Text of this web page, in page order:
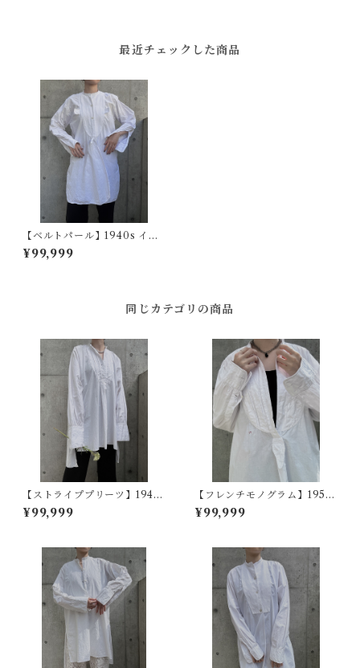
最近チェックした商品
【ベルトパール】1940s イギ
リスヴィンテージドレスシャ
ツ
¥99,999
同じカテゴリの商品
【ストライププリーツ】1940
s フランスヴィンテージドレス
シャツ
¥99,999
【フレンチモノグラム】1950
~60s フランスヴィンテージド
レスシャツ
¥99,999